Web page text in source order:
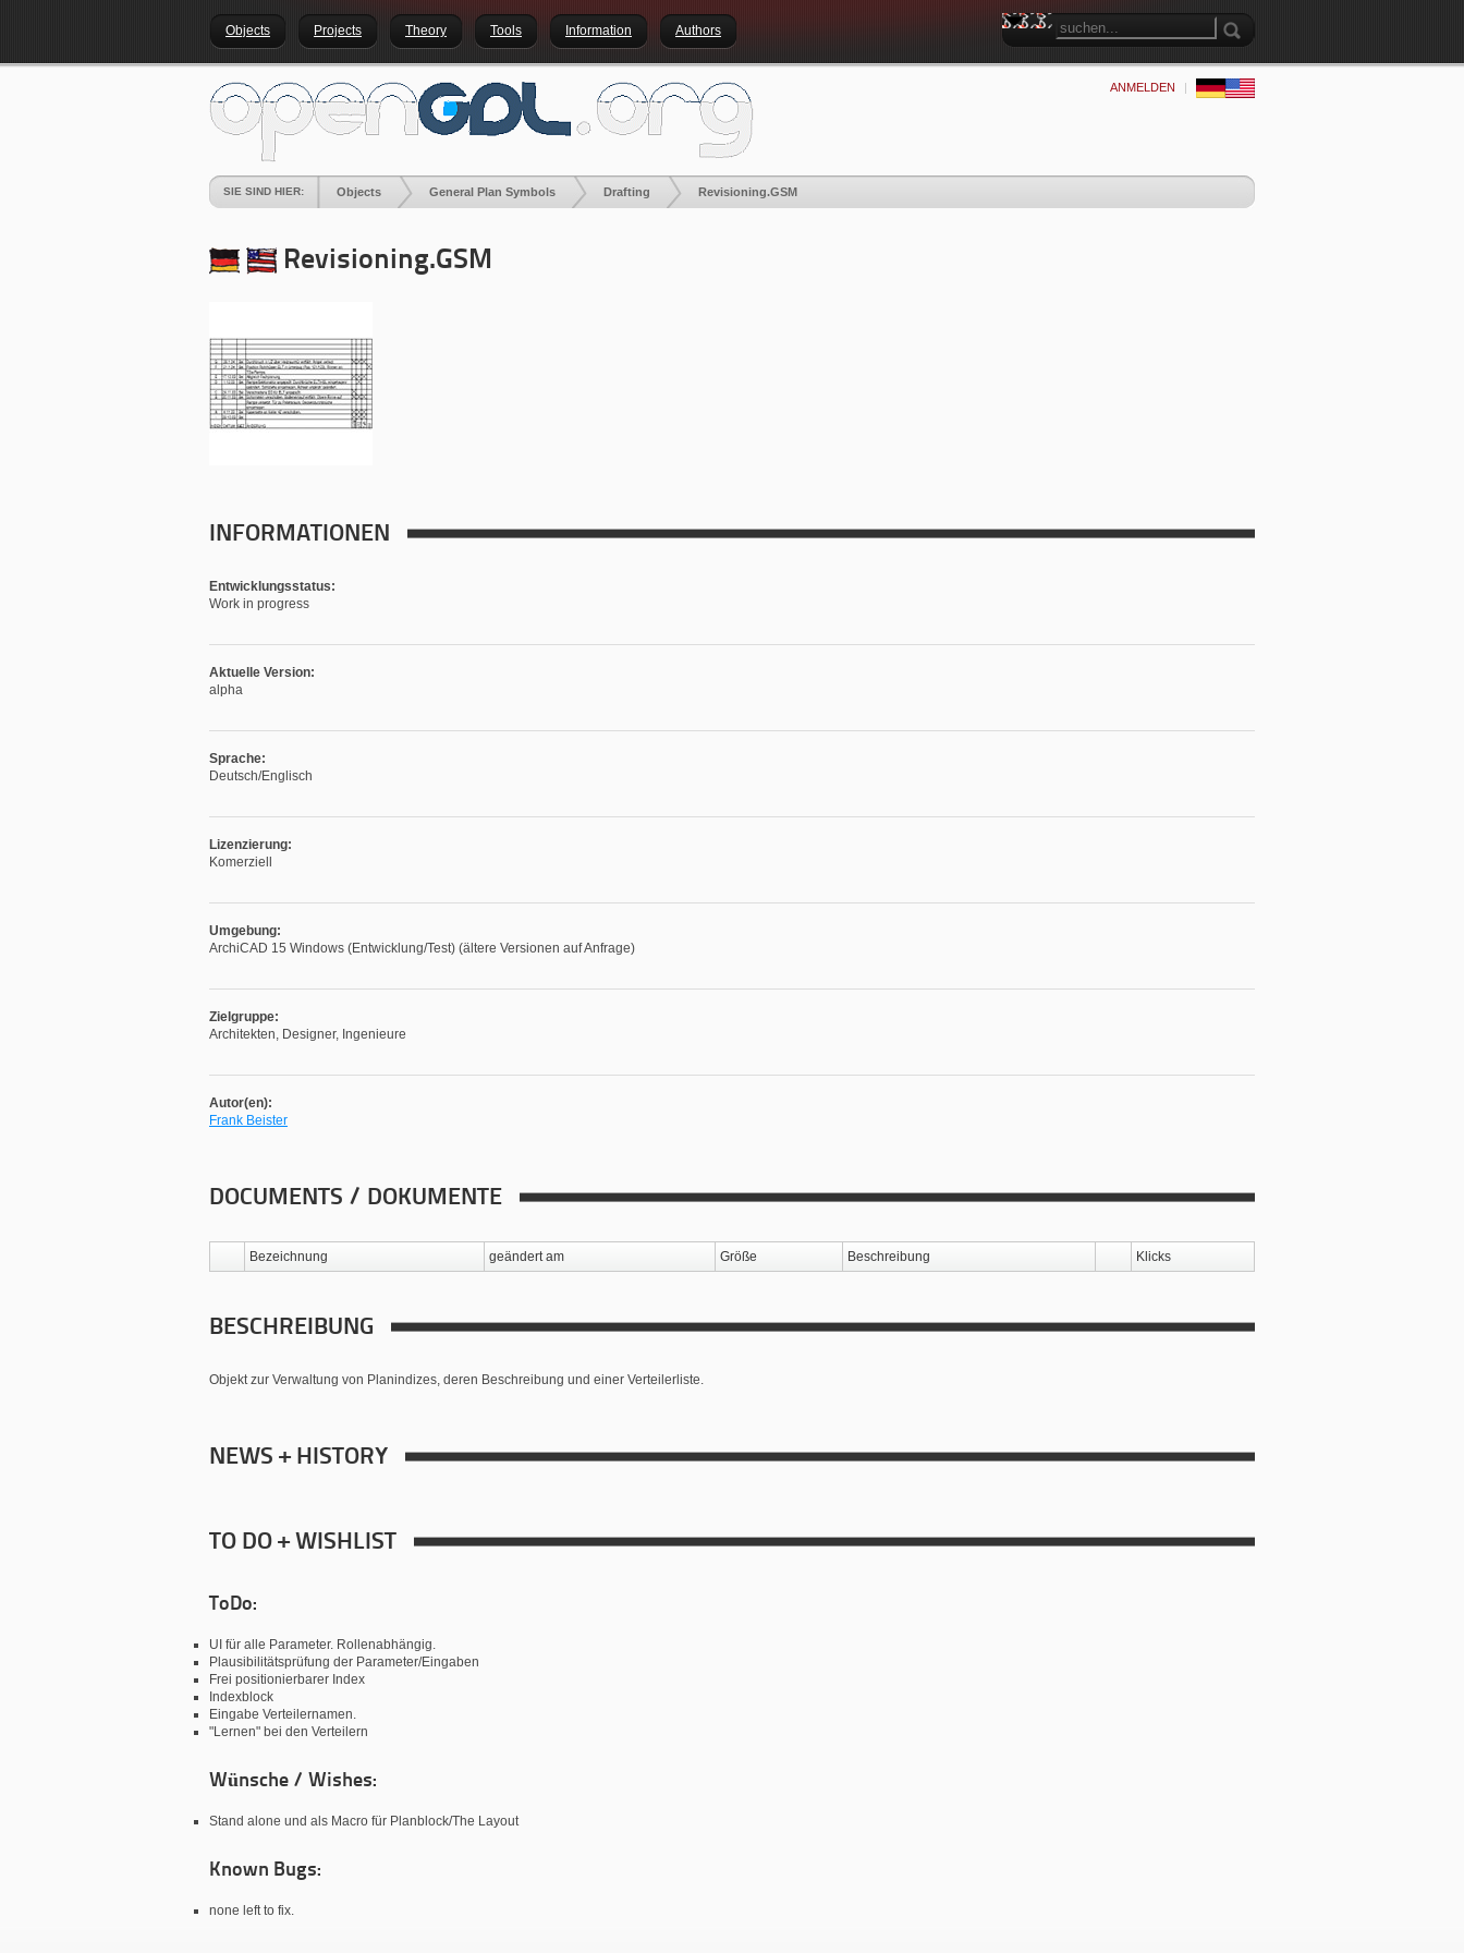
Objects Projects Theory Tools Information Authors
ANMELDEN |
SIE SIND HIER: Objects General Plan Symbols Drafting Revisioning.GSM
Revisioning.GSM
INFORMATIONEN
Entwicklungsstatus:
Work in progress
Aktuelle Version:
alpha
Sprache:
Deutsch/Englisch
Lizenzierung:
Komerziell
Umgebung:
ArchiCAD 15 Windows (Entwicklung/Test) (ältere Versionen auf Anfrage)
Zielgruppe:
Architekten, Designer, Ingenieure
Autor(en):
Frank Beister
DOCUMENTS / DOKUMENTE
Bezeichnung geändert am Größe Beschreibung Klicks
BESCHREIBUNG
Objekt zur Verwaltung von Planindizes, deren Beschreibung und einer Verteilerliste.
NEWS + HISTORY
TO DO + WISHLIST
ToDo:
UI für alle Parameter. Rollenabhängig.
Plausibilitätsprüfung der Parameter/Eingaben
Frei positionierbarer Index
Indexblock
Eingabe Verteilernamen.
"Lernen" bei den Verteilern
Wünsche / Wishes:
Stand alone und als Macro für Planblock/The Layout
Known Bugs:
none left to fix.